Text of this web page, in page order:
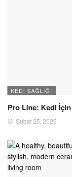
KEDI SAĞLIĞI
Pro Line: Kedi
Şubat 25, 2026